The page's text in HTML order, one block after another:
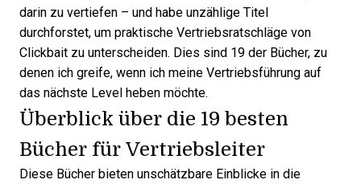
darin zu vertiefen – und habe unzählige Titel
durchforstet, um praktische Vertriebsratschläge von
Clickbait zu unterscheiden. Dies sind 19 der Bücher, zu
denen ich greife, wenn ich meine Vertriebsführung auf
das nächste Level heben möchte.
Überblick über die 19 besten
Bücher für Vertriebsleiter
Diese Bücher bieten unschätzbare Einblicke in die